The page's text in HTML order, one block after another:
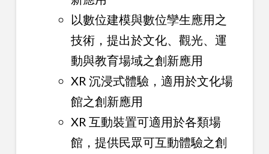
以數位建模與數位孿生應用之
技術，提出於文化、觀光、運
動與教育場域之創新應用
XR 沉浸式體驗，適用於文化場
館之創新應用
XR 互動裝置可適用於各類場
館，提供民眾可互動體驗之創